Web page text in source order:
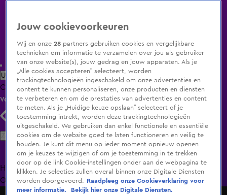
Uitzending Gemist Populaire programma's Zenders Genres
ClipsFilmsRadioSmart TV inlogShop
Volg KIJK
Zoeken
HomeUitzending Gemist Programma's De Bondgenoten
OranjezomerLivestreamsShop
Jouw cookievoorkeuren
Wij en onze28 partners gebruiken cookies en vergelijkbare
technieken om informatie te verzamelen over jou als gebruiker
van onze website(s), jouw gedrag en jouw apparaten. Als je
„Alle cookies accepteren” selecteert, worden
trackingtechnologieën ingeschakeld om onze advertenties en
content te kunnen personaliseren, onze producten en diensten
te verbeteren en om de prestaties van advertenties en content
te meten. Als je „Huidige keuze opslaan” selecteert of je
toestemming intrekt, worden deze trackingtechnologieën
uitgeschakeld. We gebruiken dan enkel functionele en essentiële
cookies om de website goed te laten functioneren en veilig te
houden. Je kunt dit menu op ieder moment opnieuw openen
om je keuzes te wijzigen of om je toestemming in te trekken
door op de link Cookie-instellingen onder aan de webpagina te
klikken. Je selecties zullen overal binnen onze Digitale Diensten
worden doorgevoerd.
Raadpleeg onze Cookieverklaring voor
meer informatie.
Bekijk hier onze Digitale Diensten.